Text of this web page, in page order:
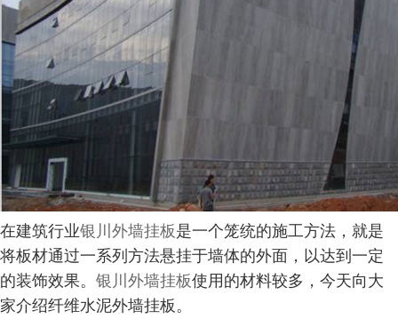
在建筑行业银川外墙挂板是一个笼统的施工方法，就是
将板材通过一系列方法悬挂于墙体的外面，以达到一定
的装饰效果。 银川外墙挂板使用的材料较多，今天向大
家介绍纤维水泥外墙挂板。